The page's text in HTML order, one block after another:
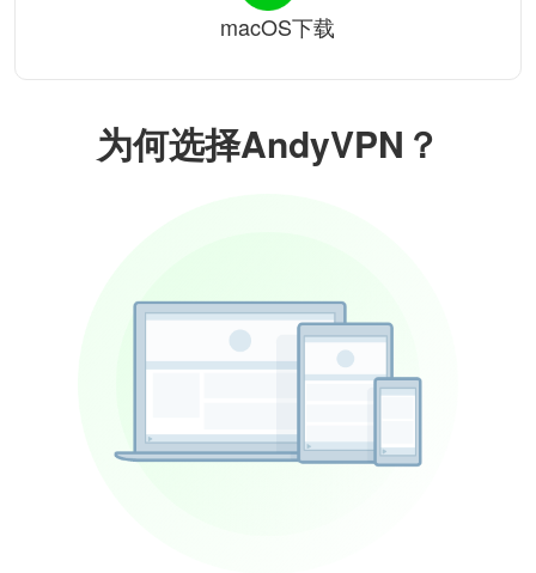
为何选择AndyVPN？
macOS下载